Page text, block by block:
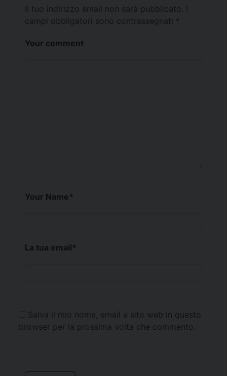
Il tuo indirizzo email non sarà pubblicato.
campi obbligatori sono contrassegnati *
Your comment
Your Name*
La tua email*
Salva il mio nome, email e sito web in questo
browser per la prossima volta che commento.